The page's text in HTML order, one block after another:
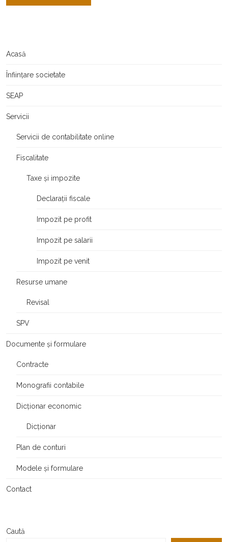
Acasă
Înființare societate
SEAP
Servicii
Servicii de contabilitate online
Fiscalitate
Taxe și impozite
Declarații fiscale
Impozit pe profit
Impozit pe salarii
Impozit pe venit
Resurse umane
Revisal
SPV
Documente și formulare
Contracte
Monografii contabile
Dicționar economic
Dicționar
Plan de conturi
Modele și formulare
Contact
Caută